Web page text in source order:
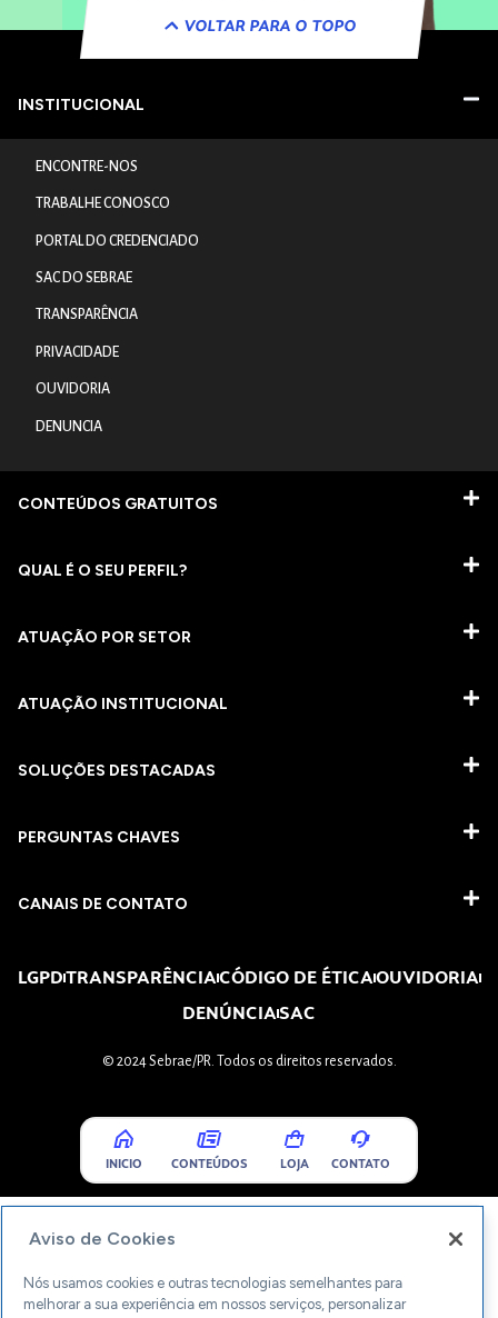
VOLTAR PARA O TOPO
INSTITUCIONAL
ENCONTRE-NOS
TRABALHE CONOSCO
PORTAL DO CREDENCIADO
SAC DO SEBRAE
TRANSPARÊNCIA
PRIVACIDADE
OUVIDORIA
DENUNCIA
CONTEÚDOS GRATUITOS
QUAL É O SEU PERFIL?
ATUAÇÃO POR SETOR
ATUAÇÃO INSTITUCIONAL
SOLUÇÕES DESTACADAS
PERGUNTAS CHAVES​
CANAIS DE CONTATO
LGPDTRANSPARÊNCIACÓDIGO DE ÉTICAOUVIDORIA
DENÚNCIASAC
© 2024 Sebrae/PR. Todos os direitos reservados.
INICIO CONTEÚDOS LOJA CONTATO
Aviso de Cookies
Nós usamos cookies e outras tecnologias semelhantes para
melhorar a sua experiência em nossos serviços, personalizar